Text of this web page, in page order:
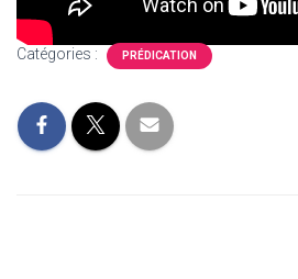
Catégories : PRÉDICATION